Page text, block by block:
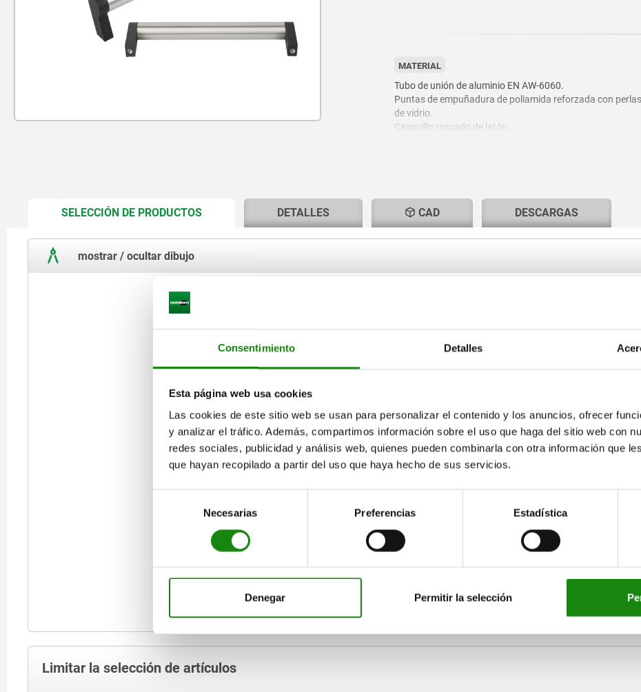
Consentimiento Detalles
Esta página web usa cookies
Las cookies de este sitio web se usan para personalizar el contenido y los anuncios, ofrecer
y analizar el tráfico. Además, compartimos información sobre el uso que haga del sitio web con
redes sociales, publicidad y análisis web, quienes pueden combinarla con otra información que
que hayan recopilado a partir del uso que haya hecho de sus servicios.
consentimiento
Necesarias Preferencias Estadística
Denegar Permitir la selección
MATERIAL
Tubo de unión de aluminio EN AW-6060.
Puntas de empuñadura de poliamida reforzada con perlas
de vidrio.
Casquillo roscado de latón.
SELECCIÓN DE PRODUCTOSCURRENT
DETALLES CAD DESCARGAS
mostrar / ocultar dibujo
Limitar la selección de artículos